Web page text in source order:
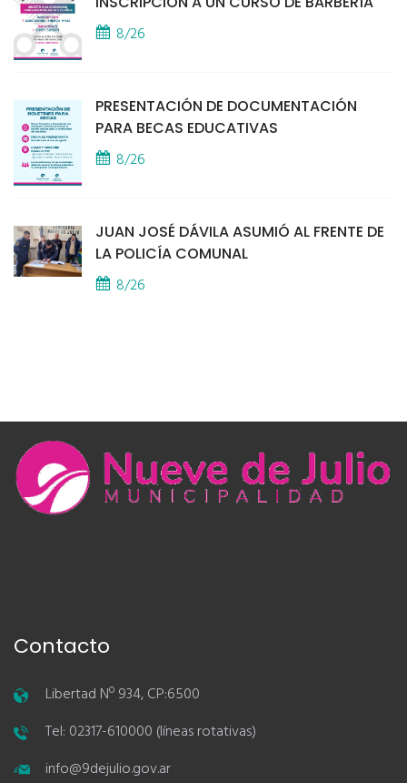
8/26
PRESENTACIÓN DE DOCUMENTACIÓN
PARA BECAS EDUCATIVAS
8/26
JUAN JOSÉ DÁVILA ASUMIÓ AL FRENTE DE
LA POLICÍA COMUNAL
8/26
Contacto
Libertad Nº 934, CP:6500
Tel: 02317-610000 (líneas rotativas)
info@9dejulio.gov.ar